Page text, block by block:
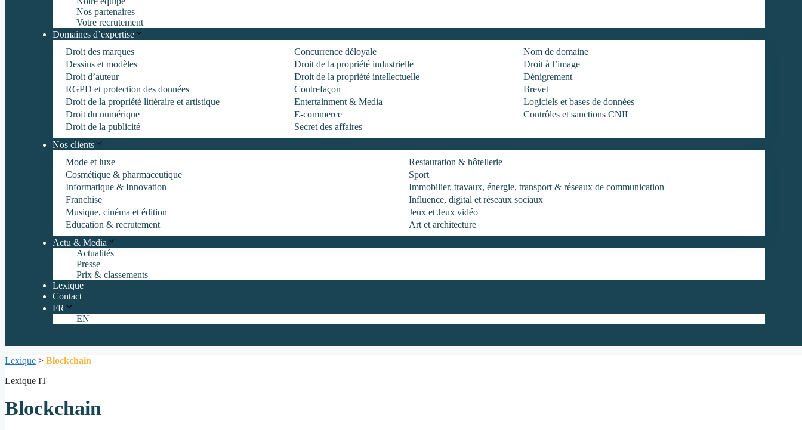
Nos partenaires
Votre recrutement
Domaines d’expertise
Droit des marques
Dessins et modèles
Droit d’auteur
RGPD et protection des données
Droit de la propriété littéraire et artistique
Droit du numérique
Droit de la publicité
Concurrence déloyale
Droit de la propriété industrielle
Droit de la propriété intellectuelle
Contrefaçon
Entertainment & Media
E-commerce
Secret des affaires
Nom de domaine
Droit à l’image
Dénigrement
Brevet
Logiciels et bases de données
Contrôles et sanctions CNIL
Nos clients
Mode et luxe
Cosmétique & pharmaceutique
Informatique & Innovation
Franchise
Musique, cinéma et édition
Education & recrutement
Restauration & hôtellerie
Sport
Immobilier, travaux, énergie, transport & réseaux de communication
Influence, digital et réseaux sociaux
Jeux et Jeux vidéo
Art et architecture
Actu & Media
Actualités
Presse
Prix & classements
Lexique
Contact
FR
EN
Lexique > Blockchain
Lexique IT
Blockchain